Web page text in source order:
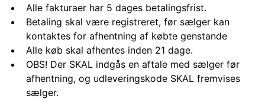
Alle fakturaer har 5 dages betalingsfrist.
Betaling skal være registreret, før sælger kan
kontaktes for afhentning af købte genstande
Alle køb skal afhentes inden 21 dage.
OBS! Der SKAL indgås en aftale med sælger før
afhentning, og udleveringskode SKAL fremvises
sælger.